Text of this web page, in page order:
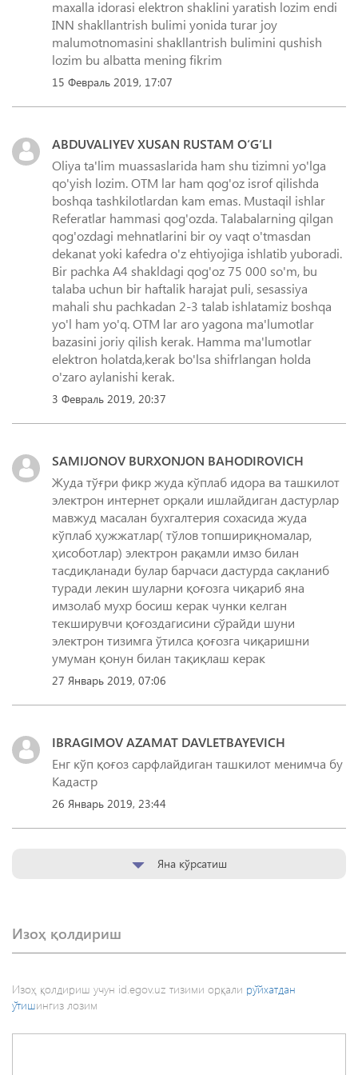
maxalla idorasi elektron shaklini yaratish lozim endi
INN shakllantrish bulimi yonida turar joy
malumotnomasini shakllantrish bulimini qushish
lozim bu albatta mening fikrim
15 Февраль 2019, 17:07
ABDUVALIYEV XUSAN RUSTAM O‘G‘LI
Oliya ta'lim muassaslarida ham shu tizimni yo'lga
qo'yish lozim. OTM lar ham qog'oz isrof qilishda
boshqa tashkilotlardan kam emas. Mustaqil ishlar
Referatlar hammasi qog'ozda. Talabalarning qilgan
qog'ozdagi mehnatlarini bir oy vaqt o'tmasdan
dekanat yoki kafedra o'z ehtiyojiga ishlatib yuboradi.
Bir pachka A4 shakldagi qog'oz 75 000 so'm, bu
talaba uchun bir haftalik harajat puli, sesassiya
mahali shu pachkadan 2-3 talab ishlatamiz boshqa
yo'l ham yo'q. OTM lar aro yagona ma'lumotlar
bazasini joriy qilish kerak. Hamma ma'lumotlar
elektron holatda,kerak bo'lsa shifrlangan holda
o'zaro aylanishi kerak.
3 Февраль 2019, 20:37
SAMIJONOV BURXONJON BAHODIROVICH
Жуда тўғри фикр жуда кўплаб идора ва ташкилот
электрон интернет орқали ишлайдиган дастурлар
мавжуд масалан бухгалтерия сохасида жуда
кўплаб ҳужжатлар( тўлов топшириқномалар,
ҳисоботлар) электрон рақамли имзо билан
тасдиқланади булар барчаси дастурда сақланиб
туради лекин шуларни қоғозга чиқариб яна
имзолаб мухр босиш керак чунки келган
текширувчи қоғоздагисини сўрайди шуни
электрон тизимга ўтилса қоғозга чиқаришни
умуман қонун билан тақиқлаш керак
27 Январь 2019, 07:06
IBRAGIMOV AZAMAT DAVLETBAYEVICH
Енг кўп қоғоз сарфлайдиган ташкилот менимча бу
Кадастр
26 Январь 2019, 23:44
Яна кўрсатиш
Изоҳ қолдириш
Изоҳ қолдириш учун id.egov.uz тизими орқали рўйхатдан
ўтишингиз лозим